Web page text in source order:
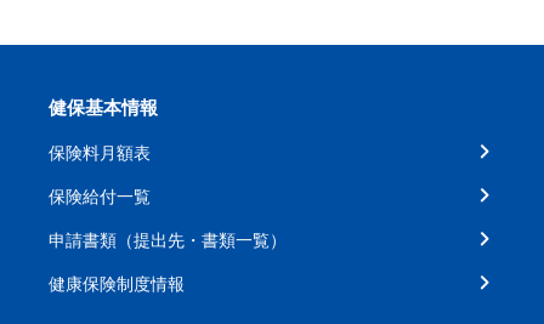
健保基本情報
保険料月額表
保険給付一覧
申請書類（提出先・書類一覧）
健康保険制度情報